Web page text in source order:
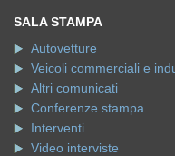
SALA STAMPA
Autovetture
Veicoli commerciali e
Altri comunicati
Conferenze stampa
Interventi
Video interviste